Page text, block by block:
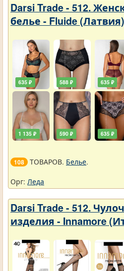
Darsi Trade - 512.
белье - Fluide (Латвия)
635 ₽
1 135 ₽
588 ₽
590 ₽
635 ₽
635 ₽
108 ТОВАРОВ. Белье.
Орг: Леда
Darsi Trade - 512.
изделия - Innamore